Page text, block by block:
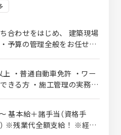
合わせをはじめ、 建築現場
予算の管理全般をお任せし
中心に、累計約10万世帯に
があります。 住宅性能評価
良住宅」の標準仕様化など品
だわっており、 技術者とし
心・安全な家づくりに専念
上 ・普通自動車免許 ・ワー
きる方 ・施工管理の実務経
格手
※残業代全額支給！ ※経験